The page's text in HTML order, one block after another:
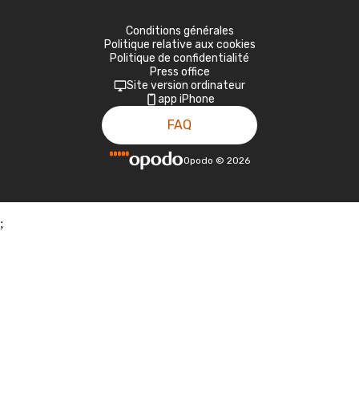
Conditions générales
Politique relative aux cookies
Politique de confidentialité
Press office
Site version ordinateur
app iPhone
FAQ
Opodo © 2026
;